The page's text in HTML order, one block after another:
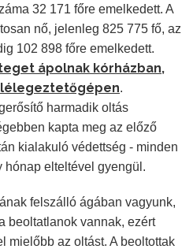
32 171 főre emelkedett. A
nő, jelenleg 825 775 fő, az
102 898 főre emelkedett.
ápolnak kórházban,
lélegeztetőgépen.
harmadik oltás
kapta meg az előző
kialakuló védettség - minden
hónap elteltével gyengül.
felszálló ágában vagyunk,
beoltatlanok vannak, ezért
mielőbb az oltást. A beoltottak